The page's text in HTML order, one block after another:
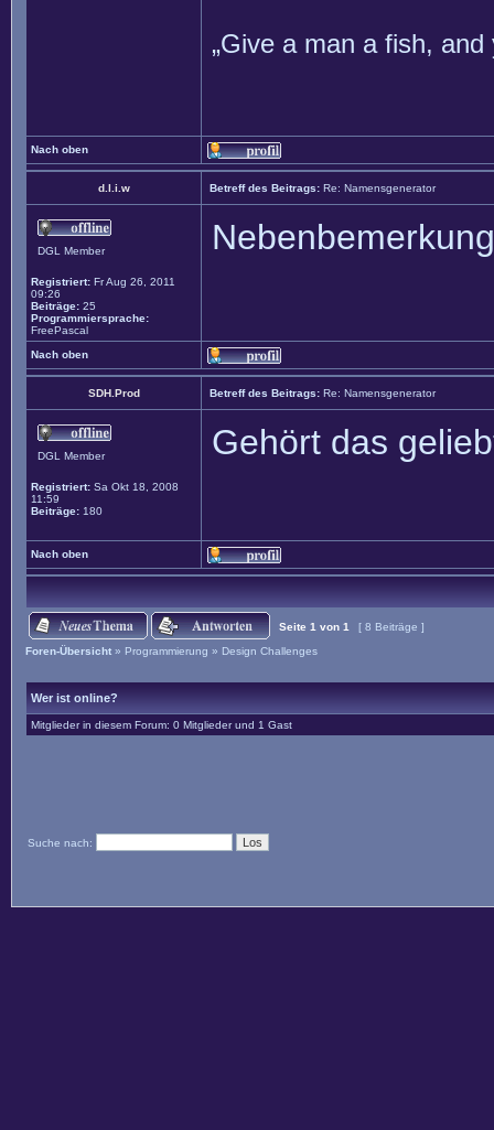
„Give a man a fish,
Nach oben
d.l.i.w Betreff des Beitrags: Re: Namensgenerator
DGL Member
Registriert: Fr Aug 26, 2011
09:26
Beiträge: 25
Programmiersprache:
FreePascal
Nach oben
SDH.Prod Betreff des Beitrags: Re: Namensgenerator
DGL Member
Registriert: Sa Okt 18, 2008
11:59
Beiträge: 180
Gehört das
Nach oben
Seite 1 von 1
[ 8 Beiträge ]
Foren-Übersicht » Programmierung » Design Challenges
Wer ist online?
Mitglieder in diesem Forum: 0 Mitglieder und 1 Gast
Suche nach: